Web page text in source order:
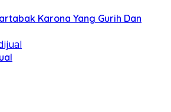
Karona Yang Gurih Dan